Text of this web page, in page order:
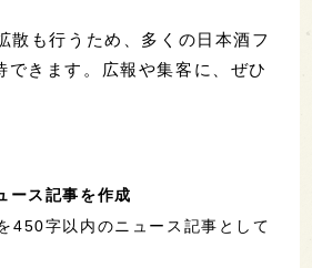
散も行うため、多くの日本酒フ
できます。広報や集客に、ぜひ
ース記事を作成
450字以内のニュース記事として